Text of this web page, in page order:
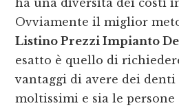
ha una diversità dei costi
Ovviamente il miglior
Listino Prezzi Impianto
esatto è quello di
vantaggi di avere dei denti
moltissimi e sia le persone